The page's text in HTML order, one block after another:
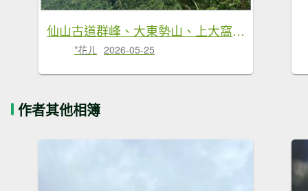
仙山古道群峰、大東勢山、上大窩山 O型縱走
*花ㄦ 2026-05-25
作者其他相簿